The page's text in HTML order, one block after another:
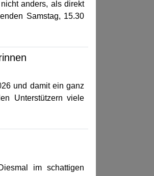
anders, als direkt
Samstag, 15.30
und damit ein ganz
Unterstützern viele
im schattigen